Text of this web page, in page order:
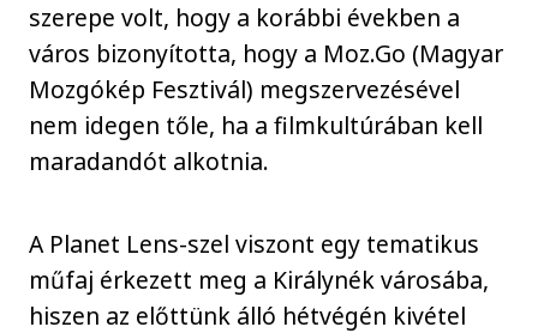
szerepe volt, hogy a korábbi években a
város bizonyította, hogy a Moz.Go (Magyar
Mozgókép Fesztivál) megszervezésével
nem idegen tőle, ha a filmkultúrában kell
maradandót alkotnia.
A Planet Lens-szel viszont egy tematikus
műfaj érkezett meg a Királynék városába,
hiszen az előttünk álló hétvégén kivétel